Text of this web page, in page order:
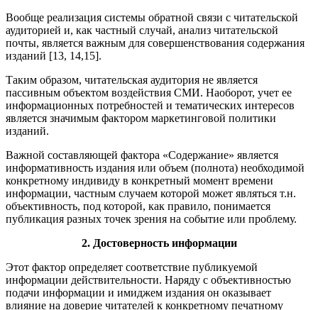
Вообще реализация системы обратной связи с читательской
аудиторией и, как частный случай, анализ читательской
почты, является важным для совершенствования содержания
изданий [13, 14,15].
Таким образом, читательская аудитория не является
пассивным объектом воздействия СМИ. Наоборот, учет ее
информационных потребностей и тематических интересов
является значимым фактором маркетинговой политики
изданий.
Важной составляющей фактора «Содержание» является
информативность издания или объем (полнота) необходимой
конкретному индивиду в конкретный момент времени
информации, частным случаем которой может являться т.н.
объективность, под которой, как правило, понимается
публикация разных точек зрения на событие или проблему.
2. Достоверность информации
Этот фактор определяет соответствие публикуемой
информации действительности. Наряду с объективностью
подачи информации и имиджем издания он оказывает
влияние на доверие читателей к конкретному печатному